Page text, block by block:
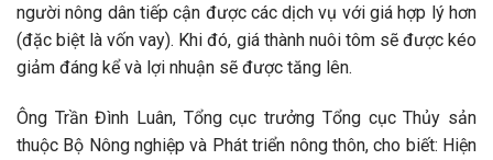
người nông dân tiếp cận được các dịch vụ với giá hợp lý hơn
(đặc biệt là vốn vay). Khi đó, giá thành nuôi tôm sẽ được kéo
giảm đáng kể và lợi nhuận sẽ được tăng lên.
Ông Trần Đình Luân, Tổng cục trưởng Tổng cục Thủy sản
thuộc Bộ Nông nghiệp và Phát triển nông thôn, cho biết: Hiện